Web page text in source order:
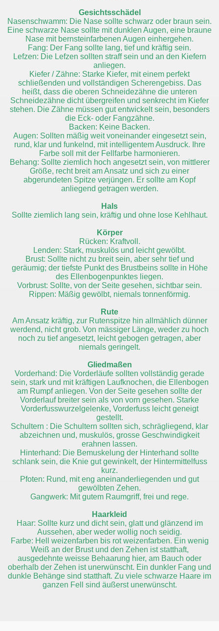
Gesichtsschädel
Nasenschwamm: Die Nase sollte schwarz oder braun sein.
Eine schwarze Nase sollte mit dunklen Augen, eine braune
Nase mit bernsteinfarbenen Augen einhergehen.
Fang: Der Fang sollte lang, tief und kräftig sein.
Lefzen: Die Lefzen sollten straff sein und an den Kiefern
anliegen.
Kiefer / Zähne: Starke Kiefer, mit einem perfekt
schließenden und vollständigen Scherengebiss. Das
heißt, dass die oberen Schneidezähne die unteren
Schneidezähne dicht übergreifen und senkrecht im Kiefer
stehen. Die Zähne müssen gut entwickelt sein, besonders
die Eck- oder Fangzähne.
Backen: Keine Backen.
Augen: Sollten mäßig weit voneinander eingesetzt sein,
rund, klar und funkelnd, mit intelligentem Ausdruck. Ihre
Farbe soll mit der Fellfarbe harmonieren.
Behang: Sollte ziemlich hoch angesetzt sein, von mittlerer
Größe, recht breit am Ansatz und sich zu einer
abgerundeten Spitze verjüngen. Er sollte am Kopf
anliegend getragen werden.
Hals
Sollte ziemlich lang sein, kräftig und ohne lose Kehlhaut.
Körper
Rücken: Kraftvoll.
Lenden: Stark, muskulös und leicht gewölbt.
Brust: Sollte nicht zu breit sein, aber sehr tief und
geräumig; der tiefste Punkt des Brustbeins sollte in Höhe
des Ellenbogenpunktes liegen.
Vorbrust: Sollte, von der Seite gesehen, sichtbar sein.
Rippen: Mäßig gewölbt, niemals tonnenförmig.
Rute
Am Ansatz kräftig, zur Rutenspitze hin allmählich dünner
werdend, nicht grob. Von mässiger Länge, weder zu hoch
noch zu tief angesetzt, leicht gebogen getragen, aber
niemals geringelt.
Gliedmaßen
Vorderhand: Die Vorderläufe sollten vollständig gerade
sein, stark und mit kräftigen Laufknochen, die Ellenbogen
am Rumpf anliegen. Von der Seite gesehen sollte der
Vorderlauf breiter sein als von vorn gesehen. Starke
Vorderfusswurzelgelenke, Vorderfuss leicht geneigt
gestellt.
Schultern : Die Schultern sollten sich, schrägliegend, klar
abzeichnen und, muskulös, grosse Geschwindigkeit
erahnen lassen.
Hinterhand: Die Bemuskelung der Hinterhand sollte
schlank sein, die Knie gut gewinkelt, der Hintermittelfuss
kurz.
Pfoten: Rund, mit eng aneinanderliegenden und gut
gewölbten Zehen.
Gangwerk: Mit gutem Raumgriff, frei und rege.
Haarkleid
Haar: Sollte kurz und dicht sein, glatt und glänzend im
Aussehen, aber weder wollig noch seidig.
Farbe: Hell weizenfarben bis rot weizenfarben. Ein wenig
Weiß an der Brust und den Zehen ist statthaft,
ausgedehnte weisse Behaarung hier, am Bauch oder
oberhalb der Zehen ist unerwünscht. Ein dunkler Fang und
dunkle Behänge sind statthaft. Zu viele schwarze Haare im
ganzen Fell sind äußerst unerwünscht.